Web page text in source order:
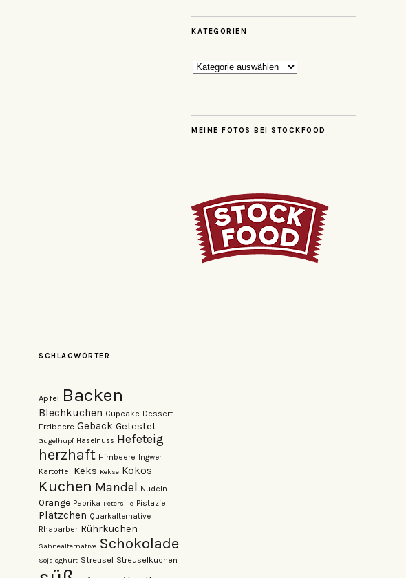
KATEGORIEN
Kategorien
MEINE FOTOS BEI STOCKFOOD
SCHLAGWÖRTER
Apfel Backen
Blechkuchen Cupcake Dessert
Erdbeere Gebäck Getestet
Gugelhupf Haselnuss Hefeteig
herzhaft Himbeere Ingwer
Kartoffel Keks Kekse Kokos
Kuchen Mandel Nudeln
Orange Paprika Petersilie Pistazie
Plätzchen Quarkalternative
Rhabarber Rührkuchen
Sahnealternative Schokolade
Sojajoghurt Streusel Streuselkuchen